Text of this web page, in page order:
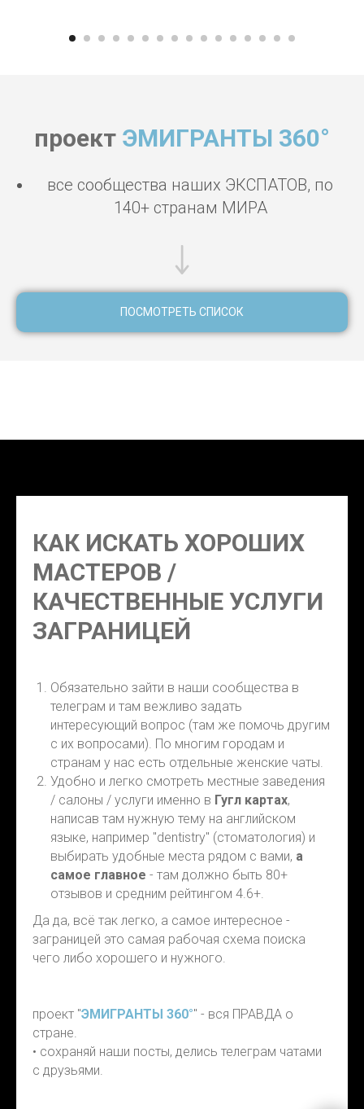
проект ЭМИГРАНТЫ 360°
все сообщества наших ЭКСПАТОВ, по
140+ странам МИРА
ПОСМОТРЕТЬ СПИСОК
КАК ИСКАТЬ ХОРОШИХ
МАСТЕРОВ /
КАЧЕСТВЕННЫЕ УСЛУГИ
ЗАГРАНИЦЕЙ
Обязательно зайти в наши сообщества в
телеграм и там вежливо задать
интересующий вопрос (там же помочь другим
с их вопросами). По многим городам и
странам у нас есть отдельные женские чаты.
Удобно и легко смотреть местные заведения
/ салоны / услуги именно в Гугл картах,
написав там нужную тему на английском
языке, например "dentistry" (стоматология) и
выбирать удобные места рядом с вами, а
самое главное - там должно быть 80+
отзывов и средним рейтингом 4.6+.
Да да, всё так легко, а самое интересное -
заграницей это самая рабочая схема поиска
чего либо хорошего и нужного.
проект "ЭМИГРАНТЫ 360°" - вся ПРАВДА о
стране.
• сохраняй наши посты, делись телеграм чатами
с друзьями.